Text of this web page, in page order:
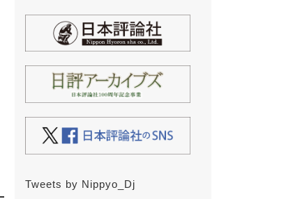
Tweets by Nippyo_Dj